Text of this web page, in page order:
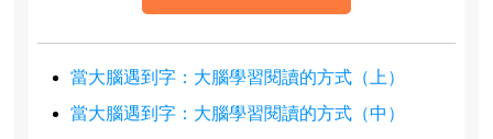
當大腦遇到字：大腦學習閱讀的方式（上）
當大腦遇到字：大腦學習閱讀的方式（中）